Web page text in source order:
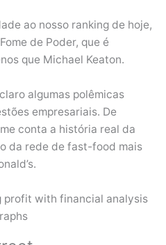
ao nosso ranking de hoje,
de Poder, que é
que Michael Keaton.
algumas polêmicas
empresariais. De
conta a história real da
da rede de fast-food mais